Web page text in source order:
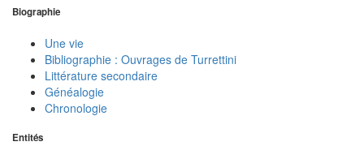
Biographie
Une vie
Bibliographie : Ouvrages de Turrettini
Littérature secondaire
Généalogie
Chronologie
Entités